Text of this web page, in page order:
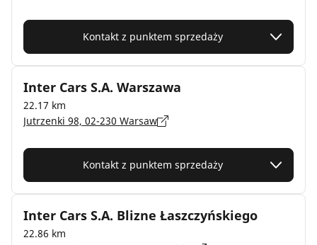
Kontakt z punktem sprzedaży
Inter Cars S.A. Warszawa
22.17 km
Jutrzenki 98, 02-230 Warsaw
Kontakt z punktem sprzedaży
Inter Cars S.A. Blizne Łaszczyńskiego
22.86 km